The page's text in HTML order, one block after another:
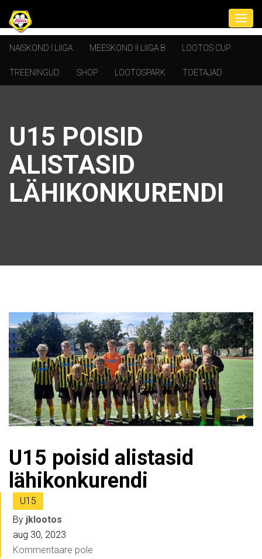
NAISKOND I LIIGA MEESKOND II LIIGA B LOOTOS CUP
TREENINGUD SHOP LOOTOSPARK TOETAJAD
U15 POISID
ALISTASID
LÄHIKONKURENDI
U15 poisid alistasid
lähikonkurendi
U15
By jklootos
aug 30, 2023
Kommentaare pole